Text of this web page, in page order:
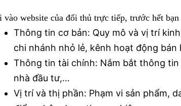
vào website của đối thủ trực tiếp, trước hết
Thông tin cơ bản: Quy mô và vị trí
chi nhánh nhỏ lẻ, kênh hoạt động
Thông tin tài chính: Nắm bắt thông
nhà đầu tư,…
Vị trí và thị phần: Phạm vi sản phẩm,